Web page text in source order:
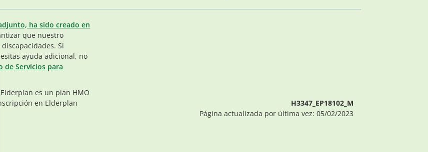
ha sido creado en
que nuestro
Si
ayuda adicional, no
Servicios para
es un plan HMO
en Elderplan
H3347_EP18102_M
Página actualizada por última vez: 05/02/2023